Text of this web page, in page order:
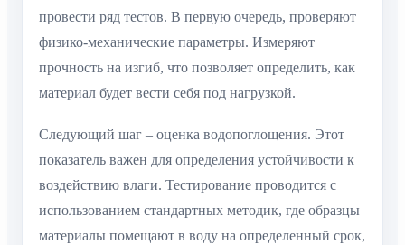
провести ряд тестов. В первую очередь, проверяют
физико-механические параметры. Измеряют
прочность на изгиб, что позволяет определить, как
материал будет вести себя под нагрузкой.
Следующий шаг – оценка водопоглощения. Этот
показатель важен для определения устойчивости к
воздействию влаги. Тестирование проводится с
использованием стандартных методик, где образцы
материалы помещают в воду на определенный срок,